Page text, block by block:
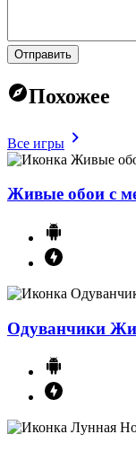
Отправить
Похожее
Все игры
Живые обои с
Одуванчики